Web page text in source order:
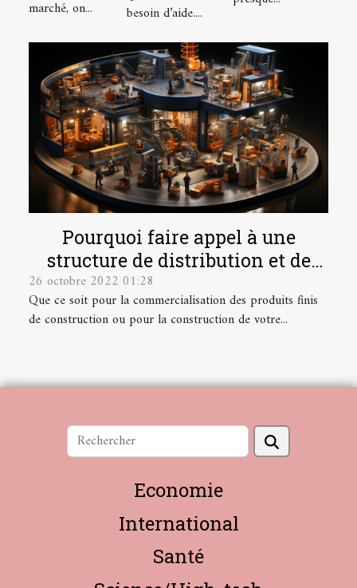
marché, on...
besoin d’aide....
Pourquoi faire appel à une
structure de distribution et de
développement technologique de
finition ?
26 octobre 2022 01:28
Que ce soit pour la commercialisation des produits finis
de construction ou pour la construction de votre...
Economie
International
Santé